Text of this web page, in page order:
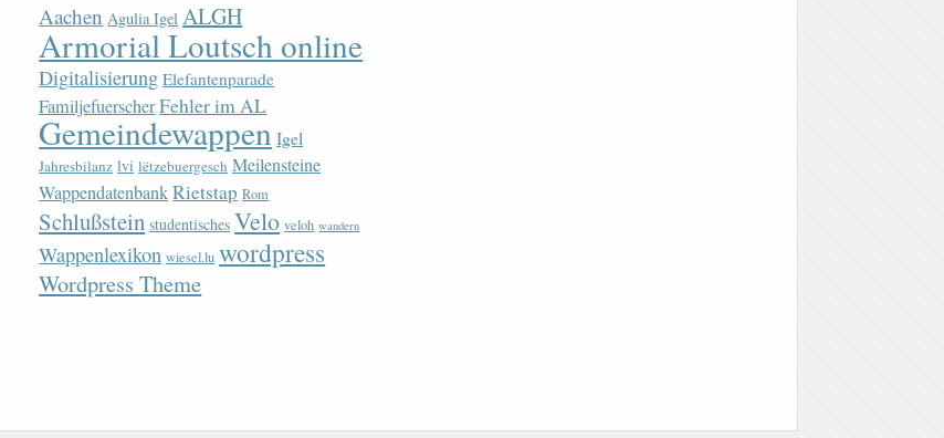
Aachen Agulia Igel ALGH
Armorial Loutsch online
Digitalisierung Elefantenparade
FamiljefuerscherFehler im AL
Gemeindewappen Igel
Jahresbilanz lvi lëtzebuergesch Meilensteine
WappendatenbankRietstap Rom
Schlußstein studentisches Velo veloh wandern
Wappenlexikon wiesel.lu wordpress
Wordpress Theme